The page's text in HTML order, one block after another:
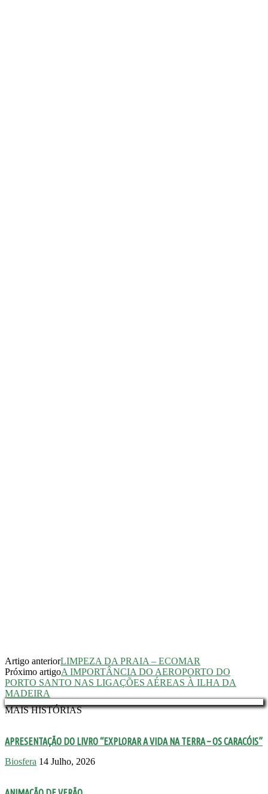
Artigo anteriorLIMPEZA DA PRAIA – ECOMAR
Próximo artigoA IMPORTÂNCIA DO AEROPORTO DO
PORTO SANTO NAS LIGAÇÕES AÉREAS À ILHA DA
MADEIRA
MAIS HISTÓRIAS
APRESENTAÇÃO DO LIVRO “EXPLORAR A VIDA NA TERRA – OS CARACÓIS”
Biosfera 14 Julho, 2026